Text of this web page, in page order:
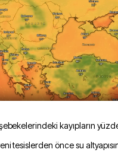
kayıpların
tesislerden önce su